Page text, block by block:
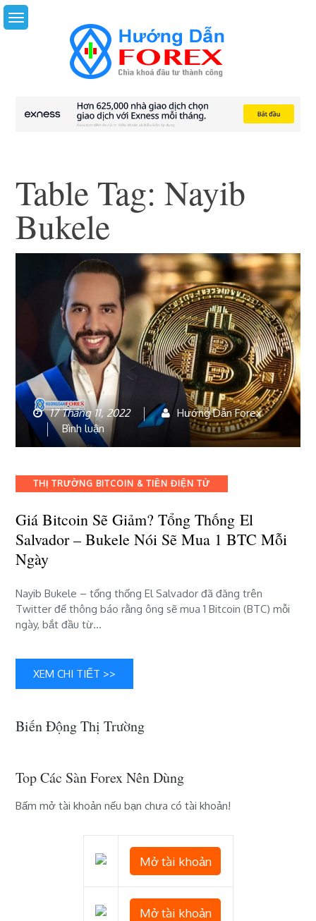
Skip
to
Table Tag:Nayib
Bukele
17 Tháng 11, 2022
Hướng Dẫn Forex
Bình luậnbài
viết
Bitcoin
sẽ
Tổng
thống El
nói
sẽ
BTC
mỗi
ngày
Categories
THỊ TRƯỜNG BITCOIN & TIỀN ĐIỆN TỬ
Giá Bitcoin Sẽ Giảm? Tổng Thống El
Salvador – Bukele Nói Sẽ Mua 1 BTC Mỗi
Ngày
Nayib Bukele – tổng thống El Salvador đã đăng trên
Twitter để thông báo rằng ông sẽ mua 1 Bitcoin (BTC) mỗi
ngày, bắt đầu từ…
XEM CHI TIẾT >>
Biến Động Thị Trường
Top Các Sàn Forex Nên Dùng
Bấm mở tài khoản nếu bạn chưa có tài khoản!
Mở tài khoản
Mở tài khoản